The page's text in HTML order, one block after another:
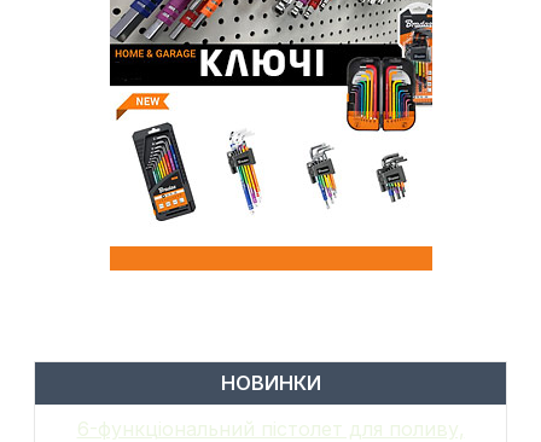
НОВИНКИ
6-функціональний пістолет для поливу,